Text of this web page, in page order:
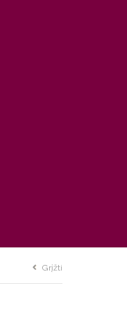
Grįžti